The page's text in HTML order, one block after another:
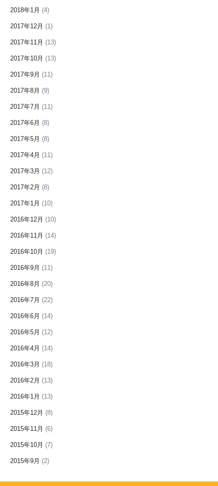
2018年1月 (4)
2017年12月 (1)
2017年11月 (13)
2017年10月 (13)
2017年9月 (11)
2017年8月 (9)
2017年7月 (11)
2017年6月 (8)
2017年5月 (8)
2017年4月 (11)
2017年3月 (12)
2017年2月 (8)
2017年1月 (10)
2016年12月 (10)
2016年11月 (14)
2016年10月 (19)
2016年9月 (11)
2016年8月 (20)
2016年7月 (22)
2016年6月 (14)
2016年5月 (12)
2016年4月 (14)
2016年3月 (18)
2016年2月 (13)
2016年1月 (13)
2015年12月 (8)
2015年11月 (6)
2015年10月 (7)
2015年9月 (2)